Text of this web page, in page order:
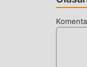
dengan